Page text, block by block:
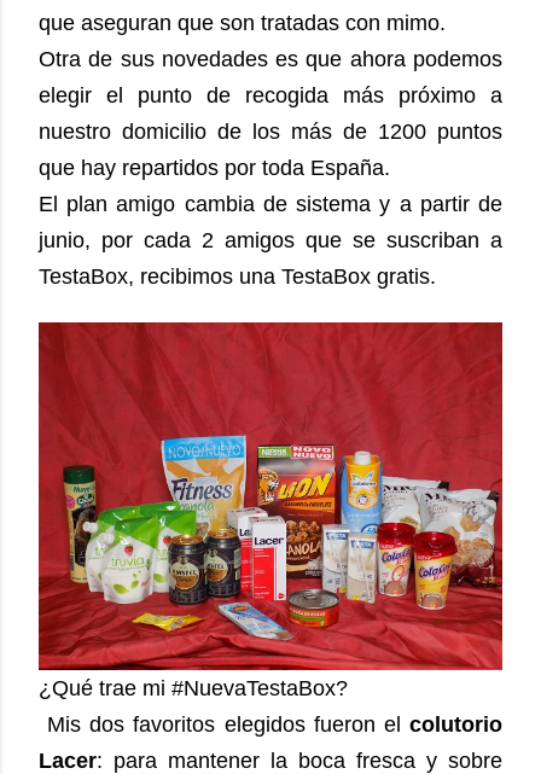
que aseguran que son tratadas con mimo.
Otra de sus novedades es que ahora podemos
elegir el punto de recogida más próximo a
nuestro domicilio de los más de 1200 puntos
que hay repartidos por toda España.
El plan amigo cambia de sistema y a partir de
junio, por cada 2 amigos que se suscriban a
TestaBox, recibimos una TestaBox gratis.
¿Qué trae mi #NuevaTestaBox?
Mis dos favoritos elegidos fueron el colutorio
Lacer: para mantener la boca fresca y sobre